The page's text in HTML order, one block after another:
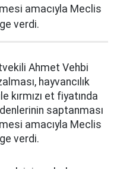
amacıyla Meclis
verdi.
Ahmet Vehbi
hayvancılık
kırmızı et fiyatında
saptanması
amacıyla Meclis
verdi.